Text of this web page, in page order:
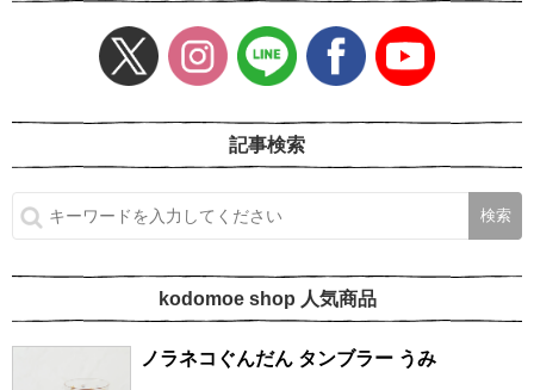
記事検索
kodomoe shop 人気商品
ノラネコぐんだん タンブラー うみ